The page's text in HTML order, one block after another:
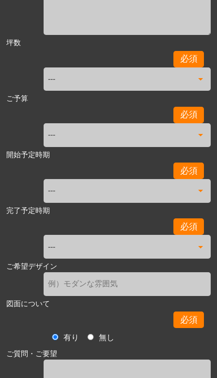
坪数
必須
ご予算
必須
開始予定時期
必須
完了予定時期
必須
ご希望デザイン
図面について
必須
有り
無し
ご質問・ご要望